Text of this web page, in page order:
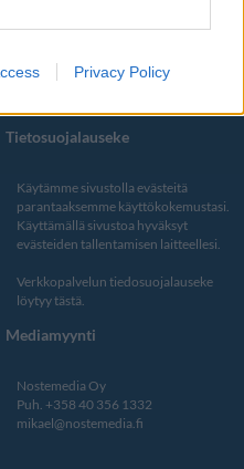
Privacy Policy
Tietosuojalauseke
Käytämme sivustolla evästeitä
parantaaksemme käyttökokemustasi.
Käyttämällä sivustoa hyväksyt
evästeiden tallentamisen laitteellesi.
Verkkopalvelun tiedosuojalauseke
löytyy tästä
Mediamyynti
Nostemedia Oy
Puh. +358 40 356 1332
mikael@nostemedia.fi